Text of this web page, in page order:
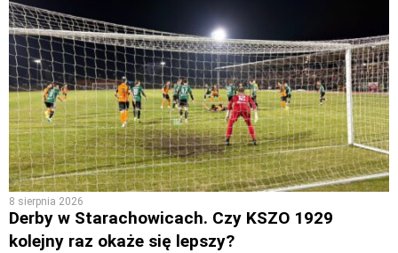
8 sierpnia 2026
Derby w Starachowicach. Czy KSZO 1929
kolejny raz okaże się lepszy?